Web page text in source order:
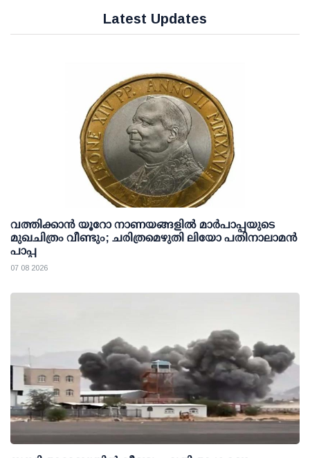
Latest Updates
വത്തിക്കാൻ യൂറോ നാണയങ്ങളിൽ മാർപാപ്പയുടെ
മുഖചിത്രം വീണ്ടും; ചരിത്രമെഴുതി ലിയോ പതിനാലാമൻ
പാപ്പ
07 08 2026